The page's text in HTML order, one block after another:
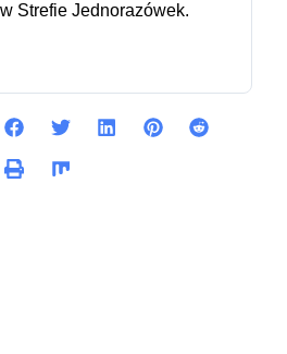
Strefie Jednorazówek.